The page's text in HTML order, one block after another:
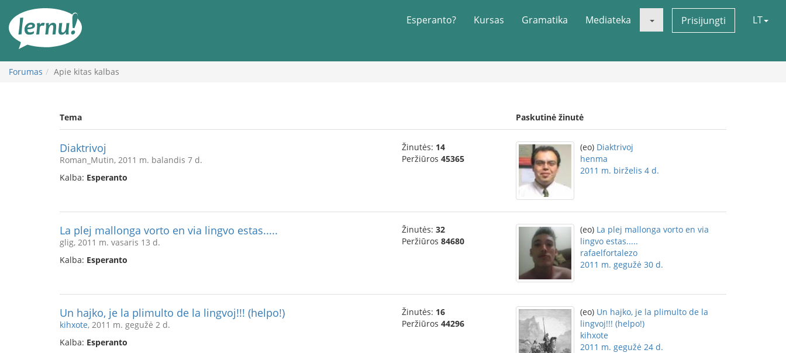
turinį
Esperanto? Kursas Gramatika Mediateka Prisijungti LT
Forumas Apie kitas kalbas
Tema Paskutinė žinutė
Diaktrivoj
Roman_Mutin, 2011 m. balandis 7 d.
Kalba: Esperanto
Žinutės: 14
Peržiūros 45365
(eo) Diaktrivoj
henma
2011 m. birželis 4 d.
La plej mallonga vorto en via lingvo estas.....
glig, 2011 m. vasaris 13 d.
Kalba: Esperanto
Žinutės: 32
Peržiūros 84680
(eo) La plej mallonga vorto en via
lingvo estas.....
rafaelfortalezo
2011 m. gegužė 30 d.
Un hajko, je la plimulto de la lingvoj!!! (helpo!)
kihxote, 2011 m. gegužė 2 d.
Kalba: Esperanto
Žinutės: 16
Peržiūros 44296
(eo) Un hajko, je la plimulto de la
lingvoj!!! (helpo!)
kihxote
2011 m. gegužė 24 d.